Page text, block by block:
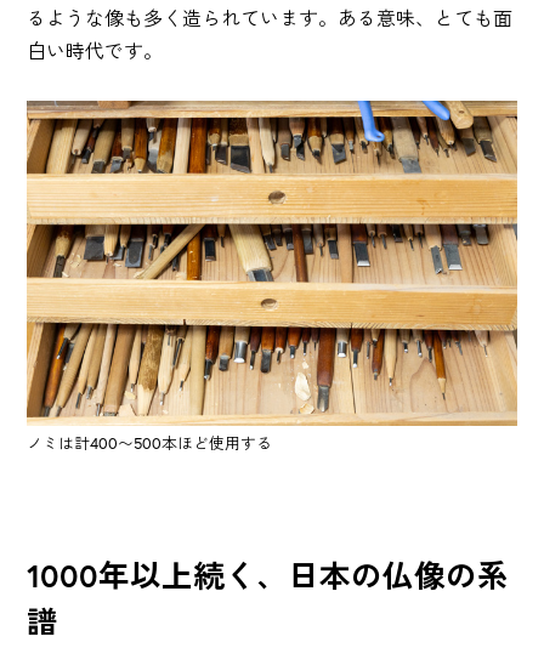
るような像も多く造られています。ある意味、とても面
白い時代です。
ノミは計400〜500本ほど使用する
1000年以上続く、日本の仏像の系
譜